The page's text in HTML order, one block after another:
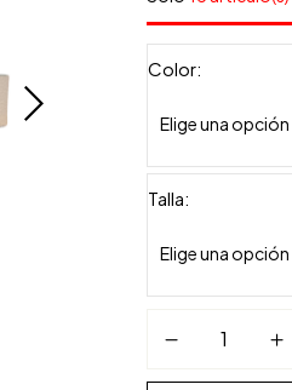
Color
Talla